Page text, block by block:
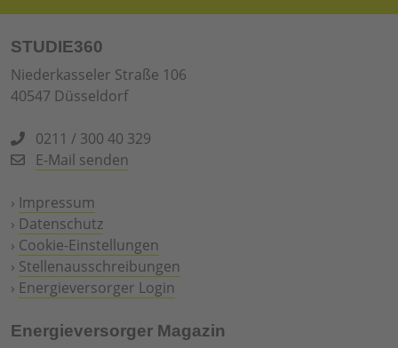
STUDIE360
Niederkasseler Straße 106
40547 Düsseldorf
0211 / 300 40 329
E-Mail senden
› Impressum
› Datenschutz
› Cookie-Einstellungen
› Stellenausschreibungen
› Energieversorger Login
Energieversorger Magazin